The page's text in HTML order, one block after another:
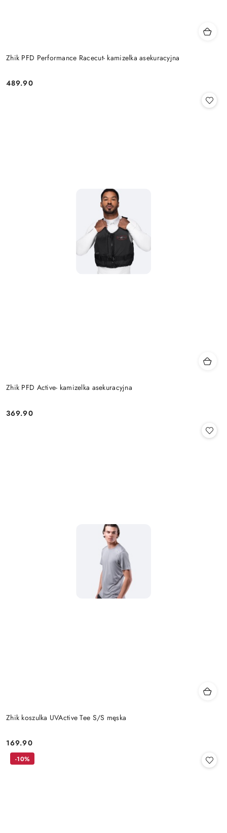
Zhik PFD Performance Racecut- kamizelka asekuracyjna
Cena:
489.90
Zhik PFD Active- kamizelka asekuracyjna
Cena:
369.90
Zhik koszulka UVActive Tee S/S męska
Cena:
169.90
-10%